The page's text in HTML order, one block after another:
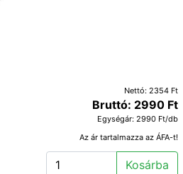
Nettó: 2354 Ft
Bruttó: 2990 Ft
Egységár: 2990 Ft/db
Az ár tartalmazza az ÁFA-t!
Kosárba